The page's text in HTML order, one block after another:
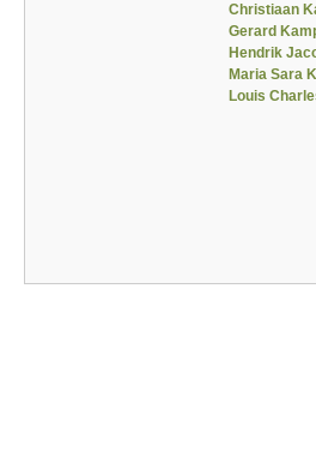
Christiaan
Gerard
Hendrik
Maria Sara
Louis